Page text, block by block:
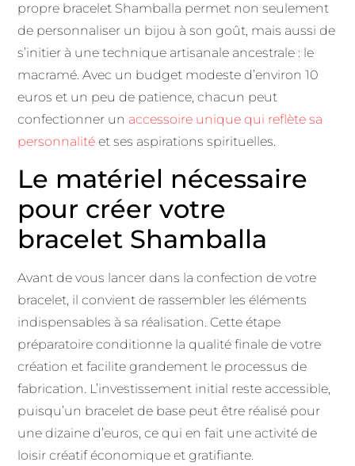
propre bracelet Shamballa permet non seulement
de personnaliser un bijou à son goût, mais aussi de
s’initier à une technique artisanale ancestrale : le
macramé. Avec un budget modeste d’environ 10
euros et un peu de patience, chacun peut
confectionner un accessoire unique qui reflète sa
personnalité et ses aspirations spirituelles.
Le matériel nécessaire
pour créer votre
bracelet Shamballa
Avant de vous lancer dans la confection de votre
bracelet, il convient de rassembler les éléments
indispensables à sa réalisation. Cette étape
préparatoire conditionne la qualité finale de votre
création et facilite grandement le processus de
fabrication. L’investissement initial reste accessible,
puisqu’un bracelet de base peut être réalisé pour
une dizaine d’euros, ce qui en fait une activité de
loisir créatif économique et gratifiante.